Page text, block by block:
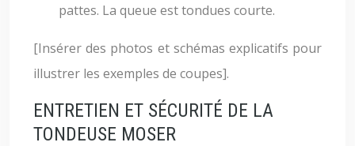
pattes. La queue est tondues courte.
[Insérer des photos et schémas explicatifs pour
illustrer les exemples de coupes].
ENTRETIEN ET SÉCURITÉ DE LA
TONDEUSE MOSER